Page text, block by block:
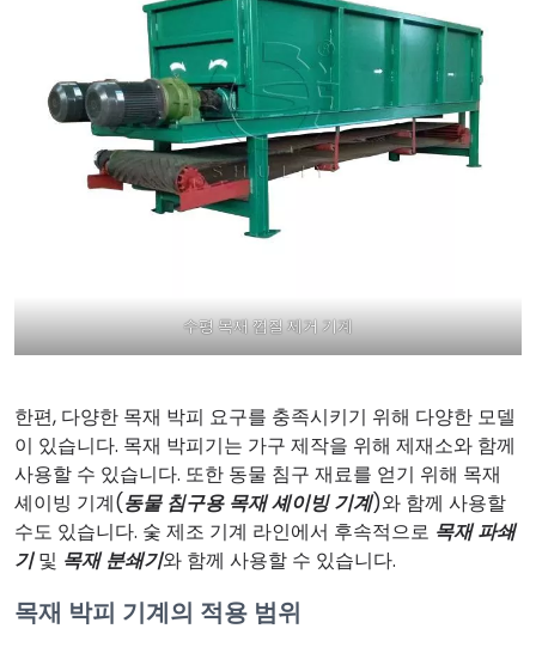
수평 목재 껍질 제거 기계
한편, 다양한 목재 박피 요구를 충족시키기 위해 다양한 모델
이 있습니다. 목재 박피기는 가구 제작을 위해 제재소와 함께
사용할 수 있습니다. 또한 동물 침구 재료를 얻기 위해 목재
셰이빙 기계(동물 침구용 목재 셰이빙 기계)와 함께 사용할
수도 있습니다. 숯 제조 기계 라인에서 후속적으로 목재 파쇄
기및 목재 분쇄기와 함께 사용할 수 있습니다.
목재 박피 기계의 적용 범위